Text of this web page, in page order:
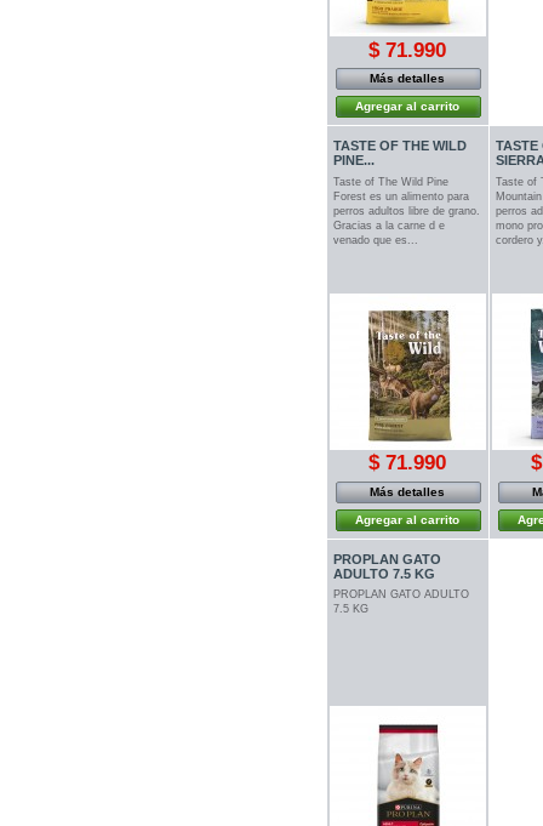
$ 71.990
Más detalles
Agregar al carrito
TASTE OF THE WILD
PINE...
Taste of The Wild Pine
Forest es un alimento para
perros adultos libre de grano.
Gracias a la carne d e
venado que es...
$ 71.990
Más detalles
Agregar al carrito
TASTE
Taste of
perros
mono
cordero
PROPLAN GATO
ADULTO 7.5 KG
PROPLAN GATO ADULTO
7.5 KG